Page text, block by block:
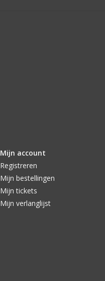
Mijn account
Registreren
Mijn bestellingen
Mijn tickets
Mijn verlanglijst